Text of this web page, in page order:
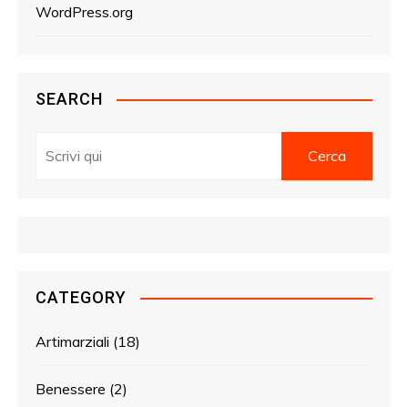
WordPress.org
SEARCH
CATEGORY
Artimarziali (18)
Benessere (2)